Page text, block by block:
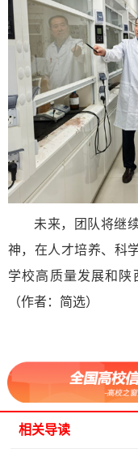
未来，团队将继
神，在人才培养、科
学校高质量发展和陕
（作者：简选）
相关导读